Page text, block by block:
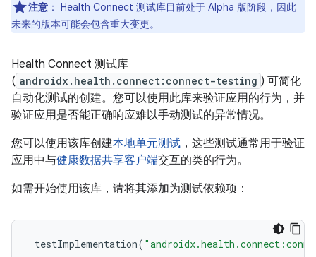
注意 ： Health Connect 测试库目前处于 Alpha 版阶段，因此
未来的版本可能会包含重大变更。
Health Connect 测试库
( androidx.health.connect:connect-testing ) 可简化
自动化测试的创建。您可以使用此库来验证应用的行为，并
验证应用是否能正确响应难以手动测试的异常情况。
您可以使用该库创建本地单元测试 ，这些测试通常用于验证
应用中与健康数据共享客户端交互的类的行为。
如需开始使用该库，请将其添加为测试依赖项：
testImplementation(